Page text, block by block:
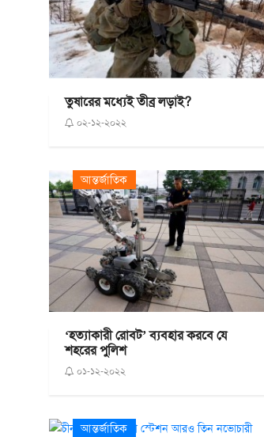
তুষারের মধ্যেই তীব্র লড়াই?
০২-১২-২০২২
আন্তর্জাতিক
‘হত্যাকারী রোবট’ ব্যবহার করবে যে
শহরের পুলিশ
০১-১২-২০২২
আন্তর্জাতিক